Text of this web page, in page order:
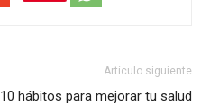
Artículo siguiente
10 hábitos para mejorar tu salud